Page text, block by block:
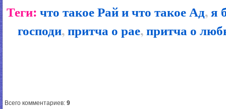
Теги:что такое Рай и что такое Ад,я
господи,притча о рае,притча о
Всего комментариев: 9